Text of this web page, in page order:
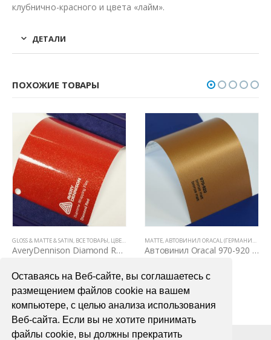
Оставаясь на Веб-сайте, вы соглашаетесь с
размещением файлов cookie на вашем
компьютере, с целью анализа использования
Веб-сайта. Если вы не хотите принимать
файлы cookie, вы должны прекратить
клубнично-красного и цвета «лайм».
ДЕТАЛИ
ПОХОЖИЕ ТОВАРЫ
КАМУФЛЯЖ, ЦАРАПАННЫЙ МЕТАЛЛ)
,ЦВЕТНЫЕ ВИНИЛОВЫЕ ПЛЕНКИ
GLOSS & MATTE & SATIN ВСЕ ТОВАРЫ ЦВЕТНЫЕ ВИНИЛОВЫЕ ПЛЕНКИ
AveryDennison Diamond Red (красный металлик)
В КОРЗИНУ
MATTE АВТОВИНИЛ ORACAL (ГЕРМАНИЯ)
Автовинил Oracal 970-920 bronze matt – бронза, матовый
В КОРЗИНУ